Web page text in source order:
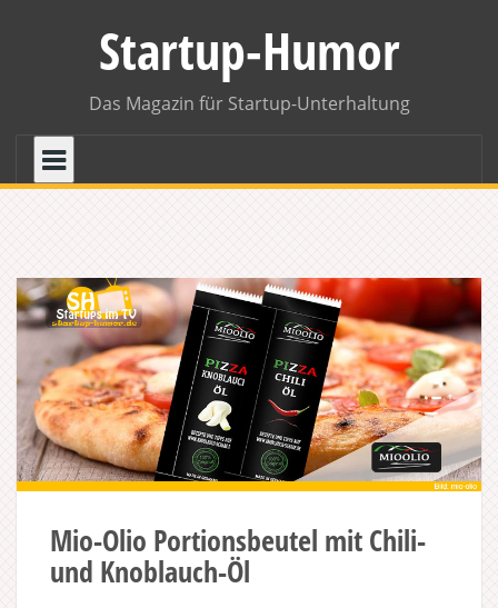
Startup-Humor
Das Magazin für Startup-Unterhaltung
Mio-Olio Portionsbeutel mit Chili-
und Knoblauch-Öl